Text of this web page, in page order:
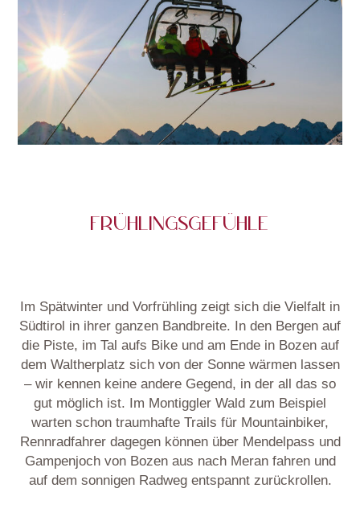
FRÜHLINGSGEFÜHLE
Im Spätwinter und Vorfrühling zeigt sich die Vielfalt in
Südtirol in ihrer ganzen Bandbreite. In den Bergen auf
die Piste, im Tal aufs Bike und am Ende in Bozen auf
dem Waltherplatz sich von der Sonne wärmen lassen
– wir kennen keine andere Gegend, in der all das so
gut möglich ist. Im Montiggler Wald zum Beispiel
warten schon traumhafte Trails für Mountainbiker,
Rennradfahrer dagegen können über Mendelpass und
Gampenjoch von Bozen aus nach Meran fahren und
auf dem sonnigen Radweg entspannt zurückrollen.